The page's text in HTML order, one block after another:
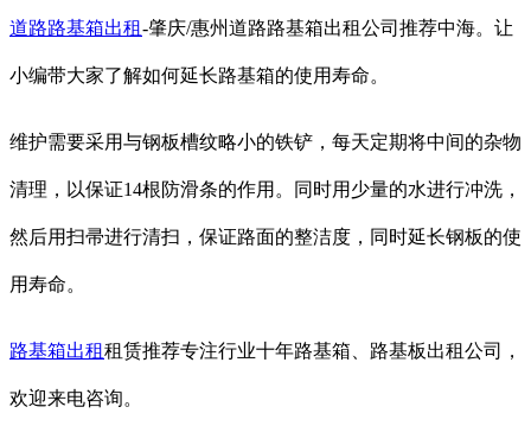
道路路基箱出租-肇庆/惠州道路路基箱出租公司推荐中海。让
小编带大家了解如何延长路基箱的使用寿命。
维护需要采用与钢板槽纹略小的铁铲，每天定期将中间的杂物
清理，以保证14根防滑条的作用。同时用少量的水进行冲洗，
然后用扫帚进行清扫，保证路面的整洁度，同时延长钢板的使
用寿命。
路基箱出租租赁推荐专注行业十年路基箱、路基板出租公司，
欢迎来电咨询。